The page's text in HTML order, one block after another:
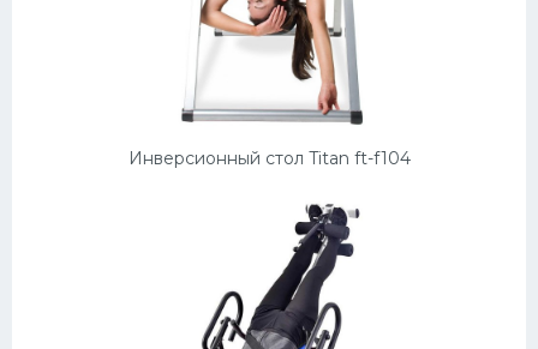
Инверсионный стол Titan ft-f104